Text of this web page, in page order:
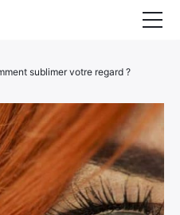
sublimer votre regard ?